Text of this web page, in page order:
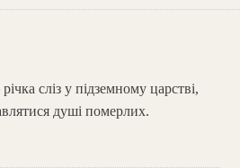
сліз у підземному царстві,
душі померлих.